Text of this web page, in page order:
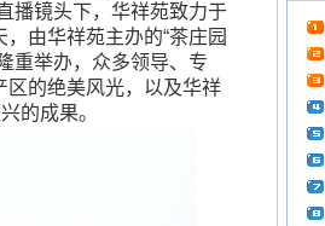
播镜头下，华祥苑致力于
由华祥苑主办的“茶庄园
重举办，众多领导、专
区的绝美风光，以及华祥
的成果。